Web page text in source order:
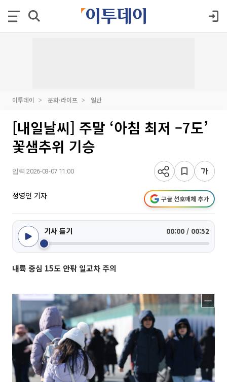
이투데이 문화·라이프 일반
[내일날씨] 주말 ‘아침 최저 –7도’
꽃샘추위 기승
입력 2026-03-07 11:00
정영인 기자 구글 선호매체 추가
기사 듣기 00:00 / 00:52
내륙 중심 15도 안팎 일교차 주의